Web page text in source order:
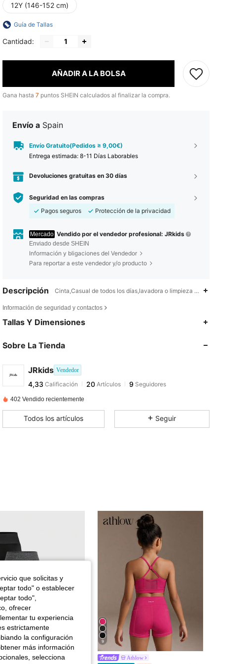
12Y (146-152 cm)
Guía de Tallas
Cantidad:
AÑADIR A LA BOLSA
Gana hasta 7 puntos SHEIN calculados al finalizar la compra.
Envío a Spain
Envío Gratuito(Pedidos ≥ 9,00€)
Entrega estimada: 8-11 Días Laborables
Devoluciones gratuitas en 30 días
Seguridad en las compras
Pagos seguros
Protección de la privacidad
Mercado Vendido por el vendedor profesional: JRkids
Enviado desde SHEIN
Información y bligaciones del Vendedor
Para reportar a este vendedor y/o producto
Descripción Cinta,Casual de todos los días,lavadora o limpieza en seco
Información de seguridad y contactos
Tallas Y Dimensiones
Sobre La Tienda
JRkids Vendedor
4,33 Calificación 20 Artículos 9 Seguidores
402 Vendido recientemente
Todos los artículos Seguir
UE SHEIN Conjunto de 4 piezas de shorts deportivos de yoga de cintura alta de punto unicolor casual primavera/verano para niñas preadolescentes
9
Athlow
que solicitas y
todo" o establecer
todo",
ofrecer
tu experiencia
estrictamente
la configuración
más información
selecciona